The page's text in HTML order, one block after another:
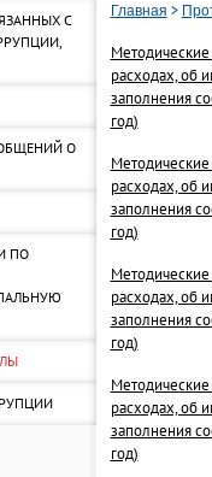
С
О
ПО
Главная >
расходах, об
заполнения
год)
расходах, об
заполнения
год)
расходах, об
заполнения
год)
расходах, об
заполнения
год)